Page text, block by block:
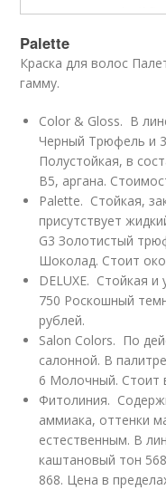
Palette
Краска для волос
гамму.
Color & Gloss. В
Черный Трюфель и
Полустойкая, в
В5, аргана.
Palette. Стойкая,
присутствует
G3 Золотистый
Шоколад. Стоит
DELUXE. Стойкая
750 Роскошный
рублей.
Salon Colors. По
салонной. В
6 Молочный. Стоит
Фитолиния.
аммиака, оттенки
естественным. В
каштановый тон
868. Цена в